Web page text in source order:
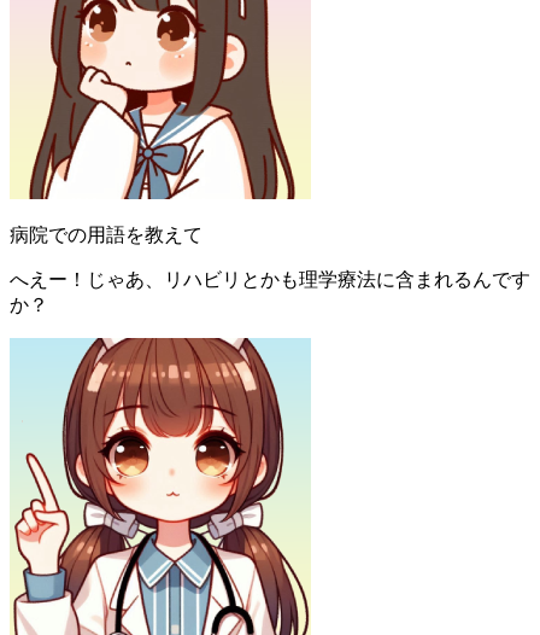
病院での用語を教えて
へえー！じゃあ、リハビリとかも理学療法に含まれるんです
か？